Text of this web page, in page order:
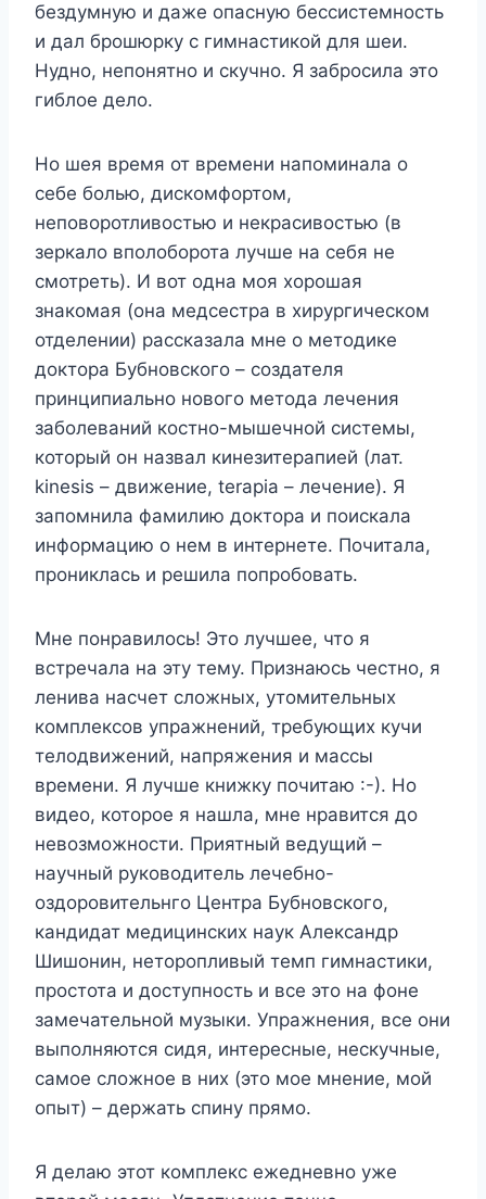
бездумную и даже опасную бессистемность
и дал брошюрку с гимнастикой для шеи.
Нудно, непонятно и скучно. Я забросила это
гиблое дело.
Но шея время от времени напоминала о
себе болью, дискомфортом,
неповоротливостью и некрасивостью (в
зеркало вполоборота лучше на себя не
смотреть). И вот одна моя хорошая
знакомая (она медсестра в хирургическом
отделении) рассказала мне о методике
доктора Бубновского – создателя
принципиально нового метода лечения
заболеваний костно-мышечной системы,
который он назвал кинезитерапией (лат.
kinesis – движение, terapia – лечение). Я
запомнила фамилию доктора и поискала
информацию о нем в интернете. Почитала,
прониклась и решила попробовать.
Мне понравилось! Это лучшее, что я
встречала на эту тему. Признаюсь честно, я
ленива насчет сложных, утомительных
комплексов упражнений, требующих кучи
телодвижений, напряжения и массы
времени. Я лучше книжку почитаю :-). Но
видео, которое я нашла, мне нравится до
невозможности. Приятный ведущий –
научный руководитель лечебно-
оздоровительнго Центра Бубновского,
кандидат медицинских наук Александр
Шишонин, неторопливый темп гимнастики,
простота и доступность и все это на фоне
замечательной музыки. Упражнения, все они
выполняются сидя, интересные, нескучные,
самое сложное в них (это мое мнение, мой
опыт) – держать спину прямо.
Я делаю этот комплекс ежедневно уже